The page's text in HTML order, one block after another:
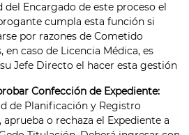
del Encargado de este proceso el
cumpla esta función si
por razones de Cometido
caso de Licencia Médica, es
Jefe Directo el hacer esta gestión
Confección de Expediente:
de Planificación y Registro
o rechaza el Expediente a